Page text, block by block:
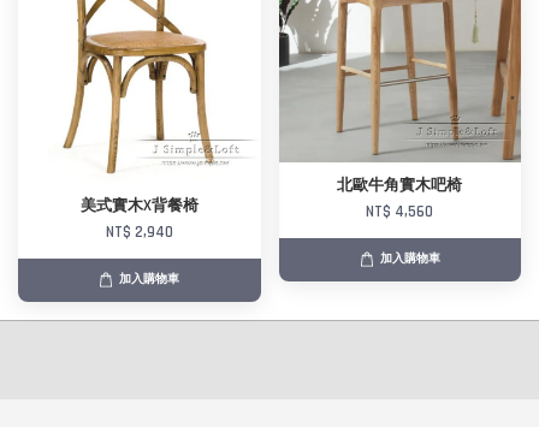
美式實木X背餐椅
NT$ 2,940
加入購物車
北歐牛角實木吧椅
NT$ 4,560
加入購物車